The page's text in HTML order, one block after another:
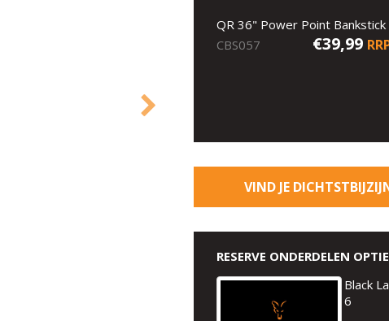
QR 36" Power Point Bankstick
CBS057
€39,99
VIND JE
RESERVE ONDERDELEN
Black
6